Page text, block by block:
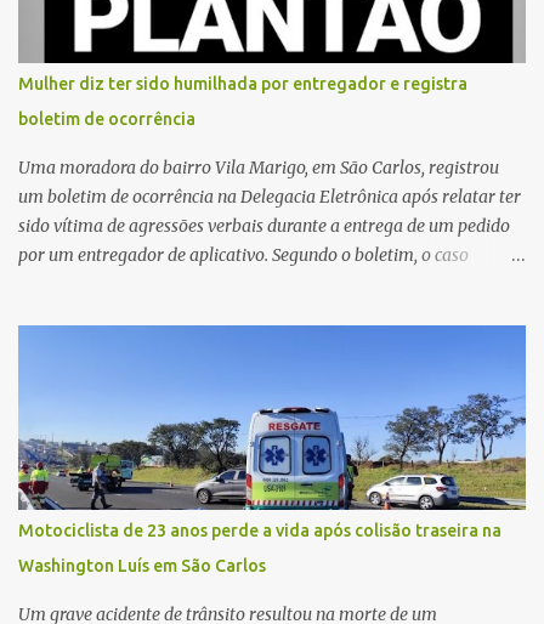
foram divulgadas informações oficiais sobre o estado de saúde dos
feridos. Equipes da Polícia Militar de Santa Gertrudes atenderam a
ocorrência e isolaram a área para o trabalho da perícia. Até a
última atualização, nenhum suspeito havia sido preso. A Polícia
Civil investigará a motivação da briga, a autoria dos disparos e as
circunstâncias do crime. A ocorrência segue em anda...
Mulher diz ter sido humilhada por entregador e registra
boletim de ocorrência
Uma moradora do bairro Vila Marigo, em São Carlos, registrou
um boletim de ocorrência na Delegacia Eletrônica após relatar ter
sido vítima de agressões verbais durante a entrega de um pedido
por um entregador de aplicativo. Segundo o boletim, o caso
proximidades. Ainda conforme o registro policial, a vítima relatou
que, ao receber a entrega, voltou a ser ofendida com palavras de
baixo calão e insultos. Ela informou à Polícia Civil que mora
sozinha e que se sentiu ameaçada, coagida e humilhada com a
situação. Fonte: São Carlos Agora
Motociclista de 23 anos perde a vida após colisão traseira na
Washington Luís em São Carlos
Um grave acidente de trânsito resultou na morte de um